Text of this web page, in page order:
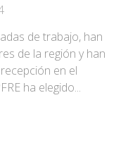
de trabajo, han
de la región y han
en el
ha elegido...